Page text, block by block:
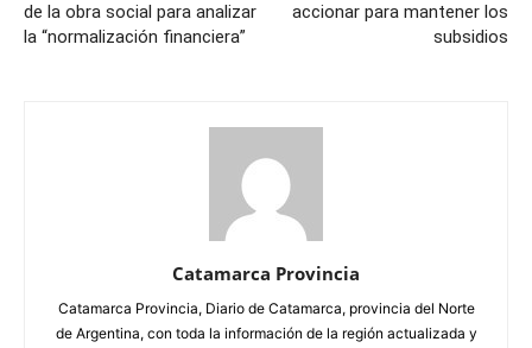
de la obra social para analizar
la “normalización financiera”
accionar para mantener los
subsidios
Catamarca Provincia
Catamarca Provincia, Diario de Catamarca, provincia del Norte
de Argentina, con toda la información de la región actualizada y